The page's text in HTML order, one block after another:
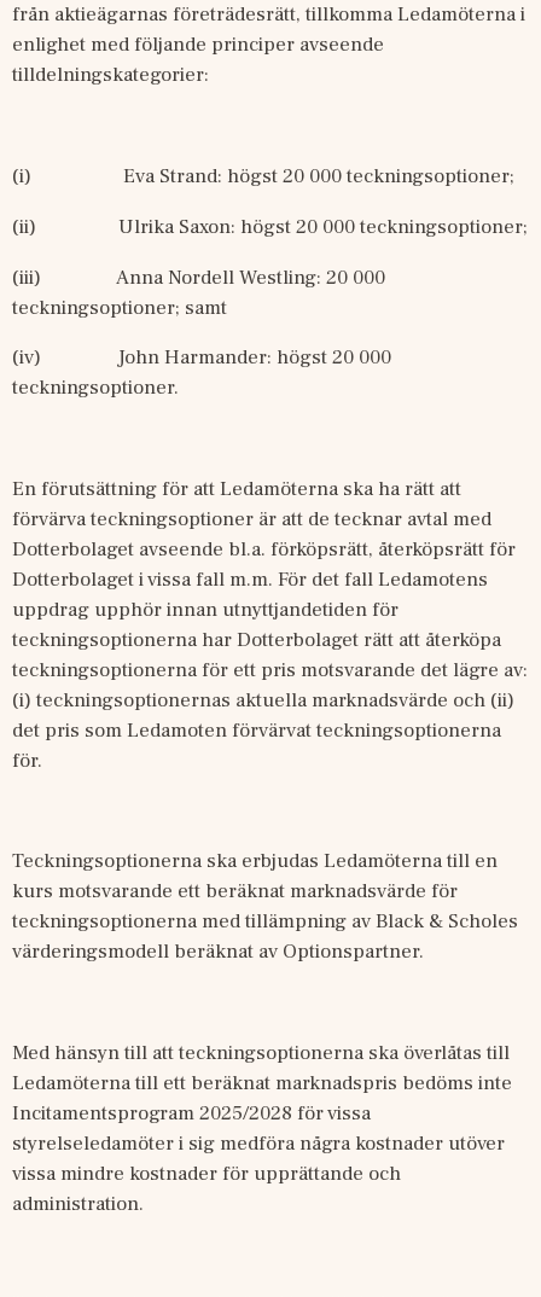
från aktieägarnas företrädesrätt, tillkomma Ledamöterna i
enlighet med följande principer avseende
tilldelningskategorier:
(i) Eva Strand: högst 20 000 teckningsoptioner;
(ii)
Ulrika Saxon: högst 20 000 teckningsoptioner;
(iii)
Anna Nordell Westling: 20 000
teckningsoptioner; samt
(iv)
John Harmander: högst 20 000
teckningsoptioner.
En förutsättning för att Ledamöterna ska ha rätt att
förvärva teckningsoptioner är att de tecknar avtal med
Dotterbolaget avseende bl.a. förköpsrätt, återköpsrätt för
Dotterbolaget i vissa fall m.m. För det fall Ledamotens
uppdrag upphör innan utnyttjandetiden för
teckningsoptionerna har Dotterbolaget rätt att återköpa
teckningsoptionerna för ett pris motsvarande det lägre av:
(i) teckningsoptionernas aktuella marknadsvärde och (ii)
det pris som Ledamoten förvärvat teckningsoptionerna
för.
Teckningsoptionerna ska erbjudas Ledamöterna till en
kurs motsvarande ett beräknat marknadsvärde för
teckningsoptionerna med tillämpning av Black & Scholes
värderingsmodell beräknat av Optionspartner.
Med hänsyn till att teckningsoptionerna ska överlåtas till
Ledamöterna till ett beräknat marknadspris bedöms inte
Incitamentsprogram 2025/2028 för vissa
styrelseledamöter i sig medföra några kostnader utöver
vissa mindre kostnader för upprättande och
administration.